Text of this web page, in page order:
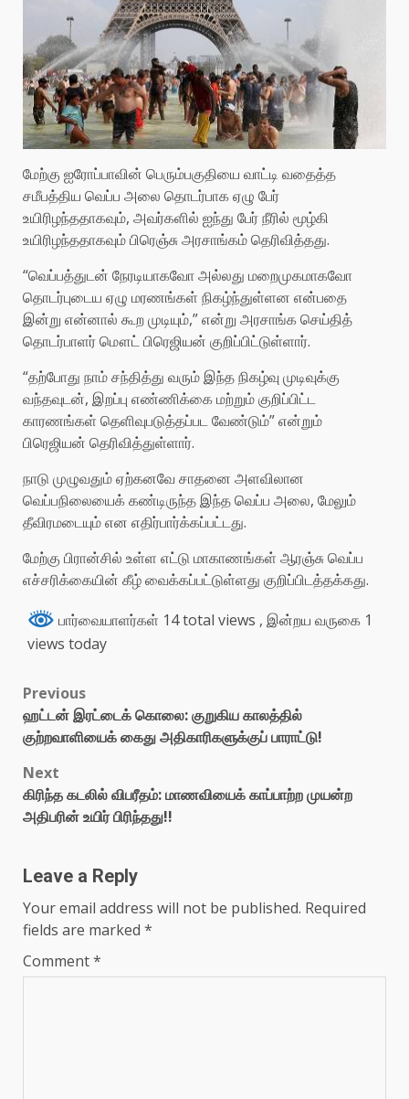
மேற்கு ஐரோப்பாவின் பெரும்பகுதியை வாட்டி வதைத்த
சமீபத்திய வெப்ப அலை தொடர்பாக ஏழு பேர்
உயிரிழந்ததாகவும், அவர்களில் ஐந்து பேர் நீரில் மூழ்கி
உயிரிழந்ததாகவும் பிரெஞ்சு அரசாங்கம் தெரிவித்தது.
“வெப்பத்துடன் நேரடியாகவோ அல்லது மறைமுகமாகவோ
தொடர்புடைய ஏழு மரணங்கள் நிகழ்ந்துள்ளன என்பதை
இன்று என்னால் கூற முடியும்,” என்று அரசாங்க செய்தித்
தொடர்பாளர் மௌட் பிரெஜியன் குறிப்பிட்டுள்ளார்.
“தற்போது நாம் சந்தித்து வரும் இந்த நிகழ்வு முடிவுக்கு
வந்தவுடன், இறப்பு எண்ணிக்கை மற்றும் குறிப்பிட்ட
காரணங்கள் தெளிவுபடுத்தப்பட வேண்டும்” என்றும்
பிரெஜியன் தெரிவித்துள்ளார்.
நாடு முழுவதும் ஏற்கனவே சாதனை அளவிலான
வெப்பநிலையைக் கண்டிருந்த இந்த வெப்ப அலை, மேலும்
தீவிரமடையும் என எதிர்பார்க்கப்பட்டது.
மேற்கு பிரான்சில் உள்ள எட்டு மாகாணங்கள் ஆரஞ்சு வெப்ப
எச்சரிக்கையின் கீழ் வைக்கப்பட்டுள்ளது குறிப்பிடத்தக்கது.
பார்வையாளர்கள் 14 total views , இன்றய வருகை 1
views today
Previous
ஹட்டன் இரட்டைக் கொலை: குறுகிய காலத்தில்
குற்றவாளியைக் கைது அதிகாரிகளுக்குப் பாராட்டு!
Next
கிரிந்த கடலில் விபரீதம்: மாணவியைக் காப்பாற்ற முயன்ற
அதிபரின் உயிர் பிரிந்தது!!
Leave a Reply
Your email address will not be published. Required
fields are marked *
Comment*